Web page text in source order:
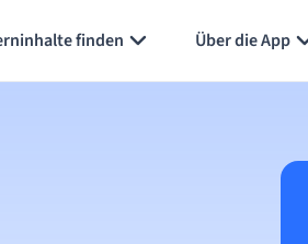
finden Über die App